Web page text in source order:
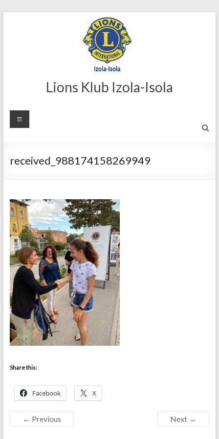
Lions Klub Izola-Isola
received_988174158269949
Share this:
Facebook X
← Previous Next →